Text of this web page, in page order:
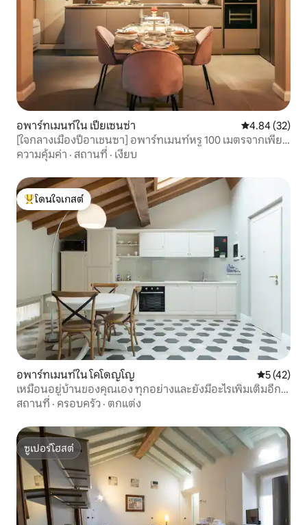
อพาร์ทเมนท์ใน เปียเซนซ่า คะแนนเฉลี่ย
4.84 (32)
[ใจกลางเมืองปีอาเชนซา] อพาร์ทเมนท์หรู 100 เมตรจากเพียซ
ซ่า คาวัลลี
ความคุ้มค่า · สถานที่ · เงียบ
โดนใจเกสต์ที่สุด
โดนใจเกสต์
อพาร์ทเมนท์ใน โคโดญโญ คะแนนเฉลี่
5 (42)
เหมือนอยู่บ้านของคุณเอง ทุกอย่างและยังมีอะไรเพิ่มเติมอีก
ด้วย!
สถานที่ · ครอบครัว · ตกแต่ง
ซูเปอร์โฮสต์
ซูเปอร์โฮสต์